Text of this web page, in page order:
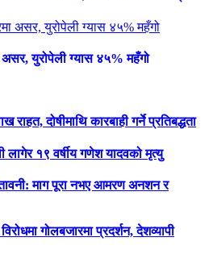
युरोपेली ग्यास ४५% महँगो
दोषीमाथि कारबाही गर्ने प्रतिबद्धता
लागेर १९ वर्षीय गणेश यादवको मृत्यु
माग पूरा नभए आमरण अनशन र
गोलबजारमा प्रदर्शन, देशव्यापी